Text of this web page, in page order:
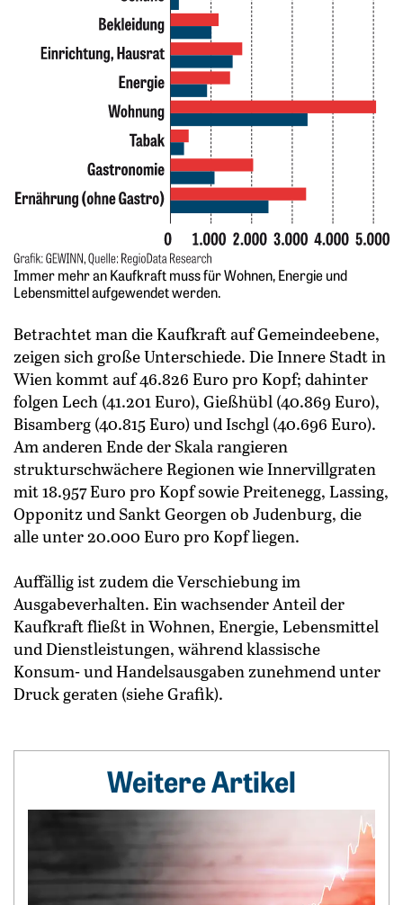
Immer mehr an Kaufkraft muss für ­Wohnen, Energie und
Lebensmittel ­aufgewendet werden.
Betrachtet man die Kaufkraft auf Gemeindeebene,
zeigen sich große Unterschiede. Die Innere Stadt in
Wien kommt auf 46.826 Euro pro Kopf; dahinter
folgen Lech (41.201 Euro), Gießhübl (40.869 Euro),
Bisamberg (40.815 Euro) und Ischgl (40.696 Euro).
Am anderen Ende der Skala rangieren
strukturschwächere Regionen wie Innervillgraten
mit 18.957 Euro pro Kopf sowie Preitenegg, Lassing,
Opponitz und Sankt Georgen ob Judenburg, die
alle unter 20.000 Euro pro Kopf liegen.
Auffällig ist zudem die Verschiebung im
Ausgabeverhalten. Ein wachsender Anteil der
Kaufkraft fließt in Wohnen, Energie, Lebensmittel
und Dienstleistungen, während klassische
Konsum- und Handelsausgaben zunehmend unter
Druck geraten (siehe Grafik).
Weitere Artikel